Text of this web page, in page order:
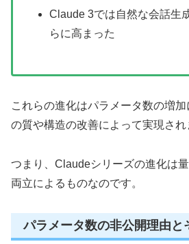
Claude 3では自然な会話生
らに高まった
これらの進化はパラメータ数の増
の質や構造の改善によって実現され
つまり、Claudeシリーズの進化は
両立によるものなのです。
パラメータ数の非公開理由と